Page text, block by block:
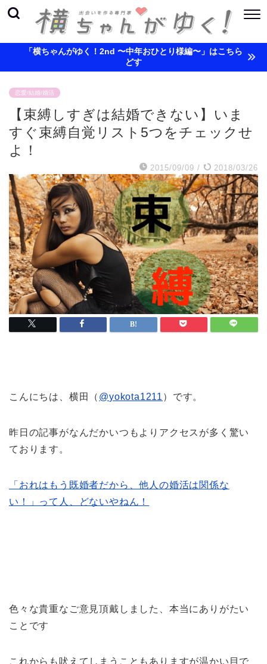
「横ちゃんがゆく！2nd 〜中年おひとり様編〜」はこちら
どす
恋愛/結婚/婚活
【束縛しすぎは結婚できない】いま
すぐ束縛自覚リスト5つをチェックせ
よ！
2015/09/09 / 2018/03/26
こんにちは、横田（ @yokota1211 ）です。
昨日の記事がなんだかいつもよりアクセスが多く驚い
ております。
「おれはもう既婚者だから、他人の婚活は関係な
い！」って人、どないやねん！
色々な貴重なご意見頂戴しました、本当にありがたい
ことです
これからも吠えてしまうこともありますが温かい目で